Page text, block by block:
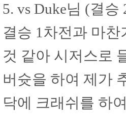
5. vs Duke님 (결승
결승 1차전과 마
것 같아 시저스로
버슛을 하여 제가
닥에 크래쉬를 하